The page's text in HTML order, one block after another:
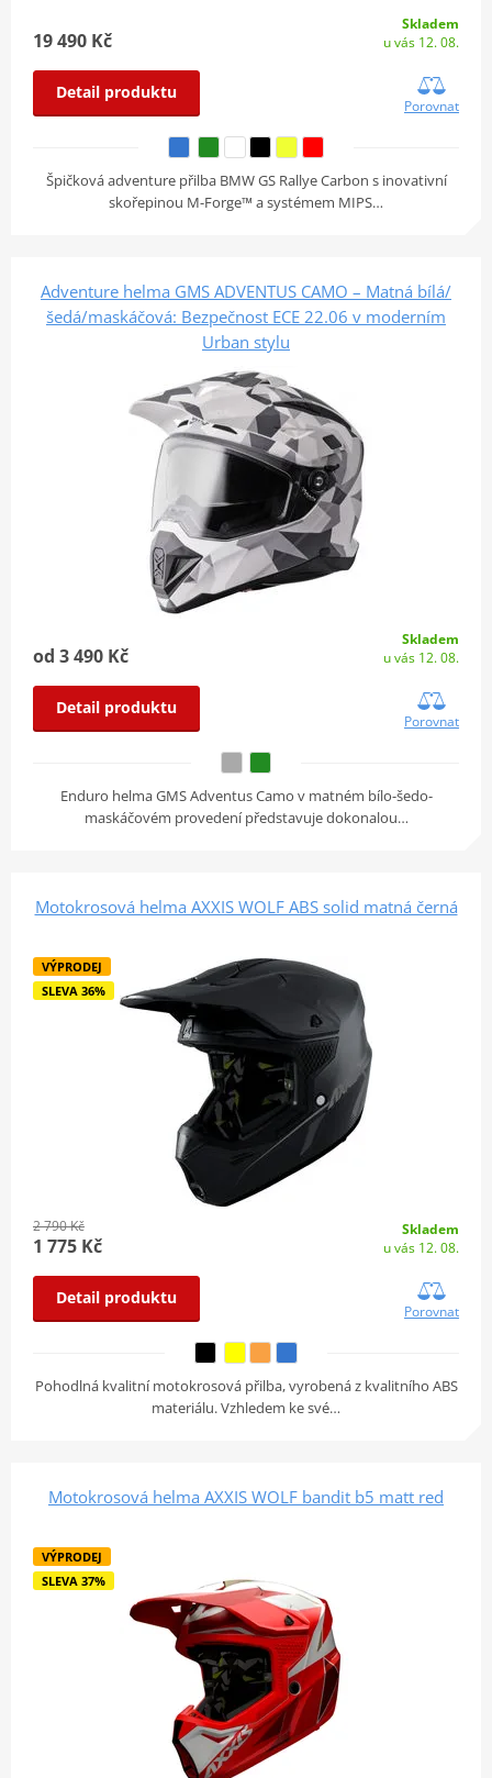
19 490 Kč
Skladem
u vás 12. 08.
Detail produktu
Porovnat
Špičková adventure přilba BMW GS Rallye Carbon s inovativní
skořepinou M-Forge™ a systémem MIPS…
Adventure helma GMS ADVENTUS CAMO – Matná bílá/
šedá/maskáčová: Bezpečnost ECE 22.06 v moderním
Urban stylu
od 3 490 Kč
Skladem
u vás 12. 08.
Detail produktu
Porovnat
Enduro helma GMS Adventus Camo v matném bílo-šedo-
maskáčovém provedení představuje dokonalou…
Motokrosová helma AXXIS WOLF ABS solid matná černá
VÝPRODEJ
SLEVA 36%
2 790 Kč
1 775 Kč
Skladem
u vás 12. 08.
Detail produktu
Porovnat
Pohodlná kvalitní motokrosová přilba, vyrobená z kvalitního ABS
materiálu. Vzhledem ke své…
Motokrosová helma AXXIS WOLF bandit b5 matt red
VÝPRODEJ
SLEVA 37%